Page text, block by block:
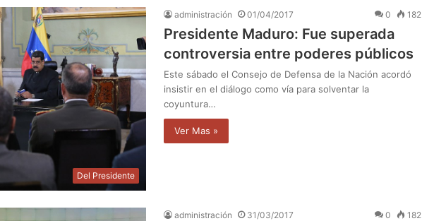
Del Presidente
administración 01/04/2017 0 182
Presidente Maduro: Fue superada
controversia entre poderes públicos
Este sábado el Consejo de Defensa de la Nación acordó
insistir en el diálogo como vía para solventar la
coyuntura…
Ver Mas »
administración 31/03/2017 0 182